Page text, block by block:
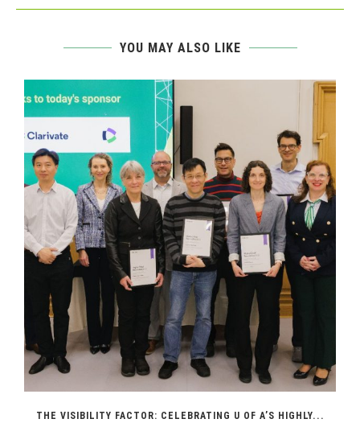
YOU MAY ALSO LIKE
THE VISIBILITY FACTOR: CELEBRATING U OF A’S HIGHLY...